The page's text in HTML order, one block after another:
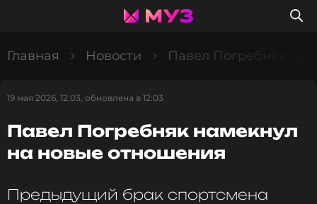
Главная Новости Павел Погребняк
19 мая 2026, 12:03, обновлена в 12:03
Павел Погребняк намекнул
на новые отношения
Предыдущий брак спортсмена